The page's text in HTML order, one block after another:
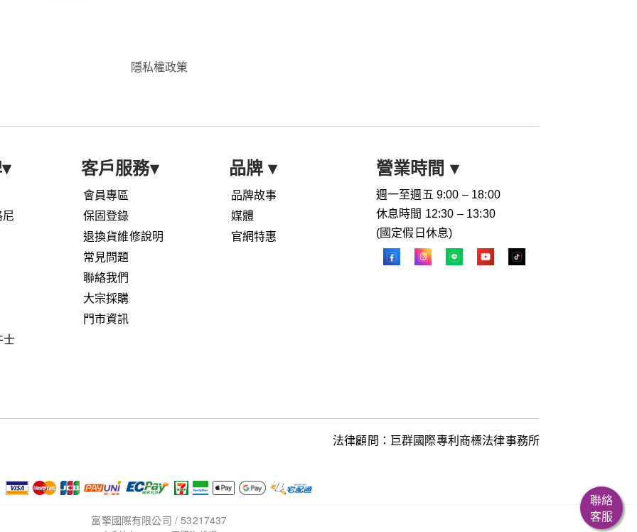
隱私權政䇿
▾
士
客戶服務▾
會員專區
保固登錄
退換貨維修說明
常見問題
聯絡我們
大宗採購
門市資訊
品牌 ▾
品牌故事
媒體
官網特惠
營業時間 ▾
週一至週五 9:00 – 18:00
休息時間 12:30 – 13:30
(國定假日休息)
法律顧問：巨群國際專利商標法律事務所
富擎國際有限公司 / 53217437
聯絡
客服